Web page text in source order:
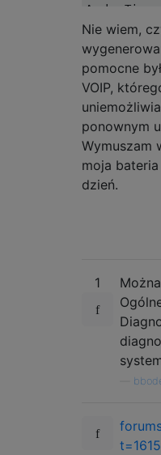
Awake
Standby
Partial
Capacity: 0
Nie wiem,
pomocne
VOIP,
ponownym
Wymuszam
moja
dzień.
1